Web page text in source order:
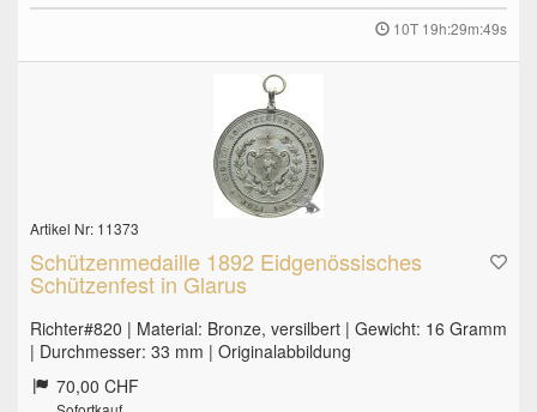
10T 19h:29m:48s
Artikel Nr: 11373
Schützenmedaille 1892 Eidgenössisches
Schützenfest in Glarus
Richter#820 | Material: Bronze, versilbert | Gewicht: 16 Gramm
| Durchmesser: 33 mm | Originalabbildung
70,00 CHF